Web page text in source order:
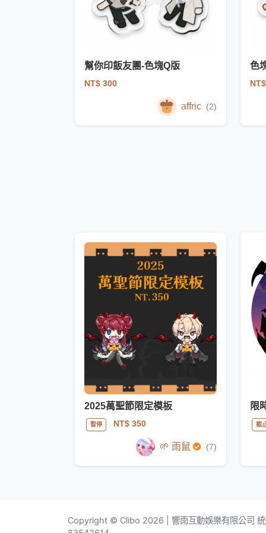
幫你印飯友團-色塊Q版
NT$ 300
affric (2)
色
2025萬聖節限定模板
暫停 NT$ 350
🌱 雨鼠 (7)
截
Copyright © Clibo 2026 | 響雨互動娛樂有限公司 統